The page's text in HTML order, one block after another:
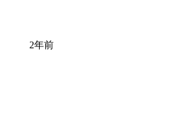
2年前